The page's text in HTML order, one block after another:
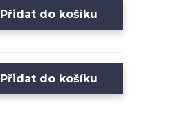
Přidat do košíku
Přidat do košíku